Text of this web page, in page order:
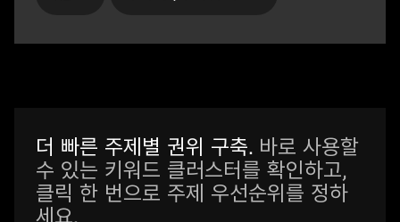
더 빠른 주제별 권위 구축. 바로 사용할
수 있는 키워드 클러스터를 확인하고,
클릭 한 번으로 주제 우선순위를 정하
세요.